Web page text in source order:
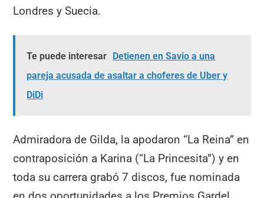
Londres y Suecia.
Te puede interesar Detienen en Savio a una
pareja acusada de asaltar a choferes de Uber y
DiDi
Admiradora de Gilda, la apodaron “La Reina” en
contraposición a Karina (“La Princesita”) y en
toda su carrera grabó 7 discos, fue nominada